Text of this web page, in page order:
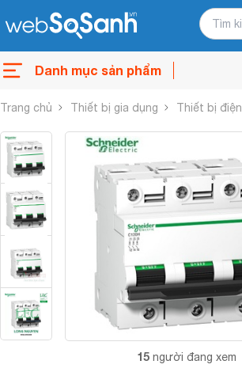
Danh mục sản phẩm
Trang chủ Thiết bị gia dụng Thiết bị điện
15 người đang xem